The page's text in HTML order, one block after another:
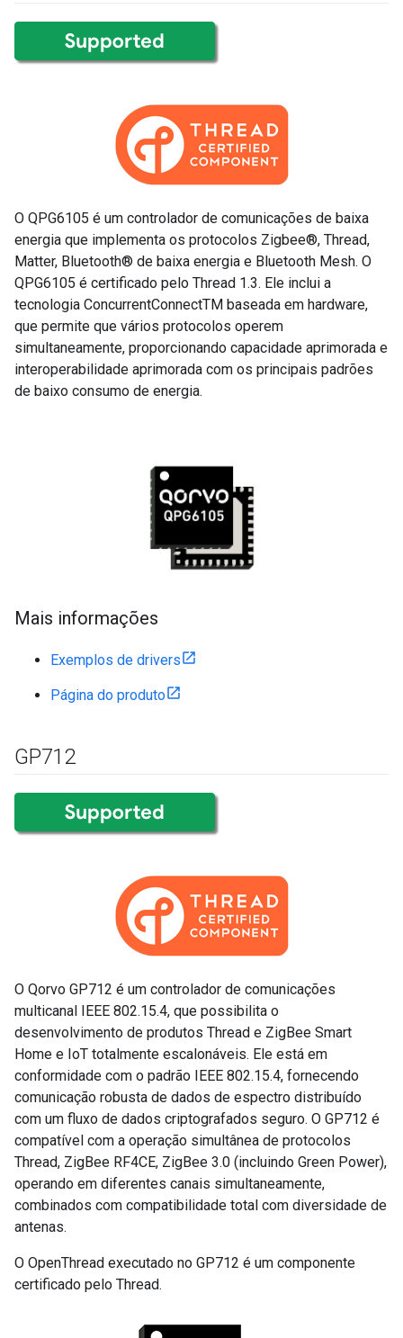
O QPG6105 é um controlador de comunicações de baixa
energia que implementa os protocolos Zigbee®, Thread,
Matter, Bluetooth® de baixa energia e Bluetooth Mesh. O
QPG6105 é certificado pelo Thread 1.3. Ele inclui a
tecnologia ConcurrentConnectTM baseada em hardware,
que permite que vários protocolos operem
simultaneamente, proporcionando capacidade aprimorada e
interoperabilidade aprimorada com os principais padrões
de baixo consumo de energia.
Mais informações
Exemplos de drivers
Página do produto
GP712
O Qorvo GP712 é um controlador de comunicações
multicanal IEEE 802.15.4, que possibilita o
desenvolvimento de produtos Thread e ZigBee Smart
Home e IoT totalmente escalonáveis. Ele está em
conformidade com o padrão IEEE 802.15.4, fornecendo
comunicação robusta de dados de espectro distribuído
com um fluxo de dados criptografados seguro. O GP712 é
compatível com a operação simultânea de protocolos
Thread, ZigBee RF4CE, ZigBee 3.0 (incluindo Green Power),
operando em diferentes canais simultaneamente,
combinados com compatibilidade total com diversidade de
antenas.
O OpenThread executado no GP712 é um componente
certificado pelo Thread.